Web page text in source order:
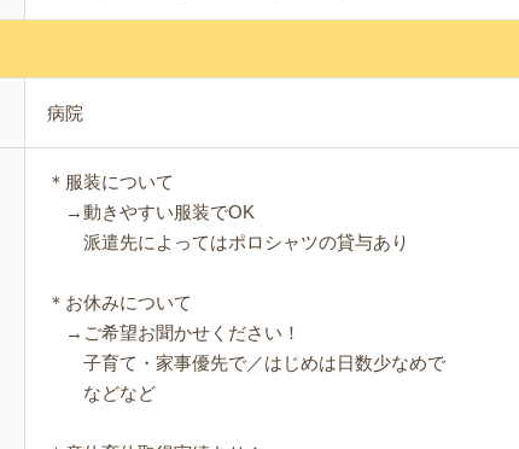
病院
＊服装について
→動きやすい服装でOK
派遣先によってはポロシャツの貸与あり
＊お休みについて
→ご希望お聞かせください！
子育て・家事優先で／はじめは日数少なめで
などなど